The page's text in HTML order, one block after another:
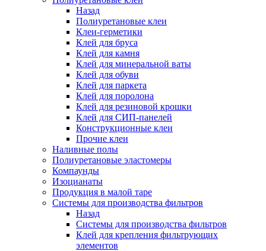
Назад
Полиуретановые клеи
Клеи-герметики
Клей для бруса
Клей для камня
Клей для минеральной ваты
Клей для обуви
Клей для паркета
Клей для поролона
Клей для резиновой крошки
Клей для СИП-панелей
Конструкционные клеи
Прочие клеи
Наливные полы
Полиуретановые эластомеры
Компаунды
Изоцианаты
Продукция в малой таре
Системы для производства фильтров
Назад
Системы для производства фильтров
Клей для крепления фильтрующих
элементов